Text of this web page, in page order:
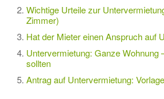
Wichtige Urteile zur
Zimmer)
Hat der Mieter einen Anspruch auf
Untervermietung: Ganze Wohnung
sollten
Antrag auf Untervermietung: